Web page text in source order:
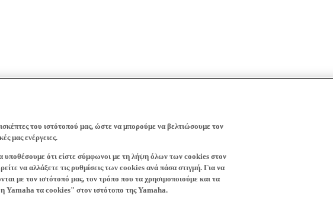
του ιστότοπού μας, ώστε να μπορούμε να βελτιώσουμε τον
μας ενέργειες.
υποθέσουμε ότι είστε σύμφωνοι με τη λήψη όλων των cookies στον
να αλλάξετε τις ρυθμίσεις των cookies ανά πάσα στιγμή. Για να
με τον ιστότοπό μας, τον τρόπο που τα χρησιμοποιούμε και τα
Yamaha τα cookies" στον ιστότοπο της Yamaha.